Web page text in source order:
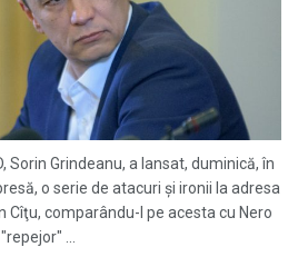
Sorin Grindeanu, a lansat, duminică, în
o serie de atacuri şi ironii la adresa
Cîţu, comparându-l pe acesta cu Nero
...